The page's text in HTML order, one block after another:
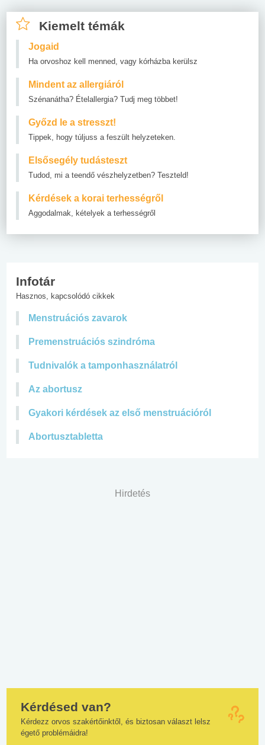
Kiemelt témák
Jogaid
Ha orvoshoz kell menned, vagy kórházba kerülsz
Mindent az allergiáról
Szénanátha? Ételallergia? Tudj meg többet!
Győzd le a stresszt!
Tippek, hogy túljuss a feszült helyzeteken.
Elsősegély tudásteszt
Tudod, mi a teendő vészhelyzetben? Teszteld!
Kérdések a korai terhességről
Aggodalmak, kételyek a terhességről
Infotár
Hasznos, kapcsolódó cikkek
Menstruációs zavarok
Premenstruációs szindróma
Tudnivalók a tamponhasználatról
Az abortusz
Gyakori kérdések az első menstruációról
Abortusztabletta
Hirdetés
Kérdésed van?
Kérdezz orvos szakértőinktől, és biztosan választ lelsz
égető problémáidra!